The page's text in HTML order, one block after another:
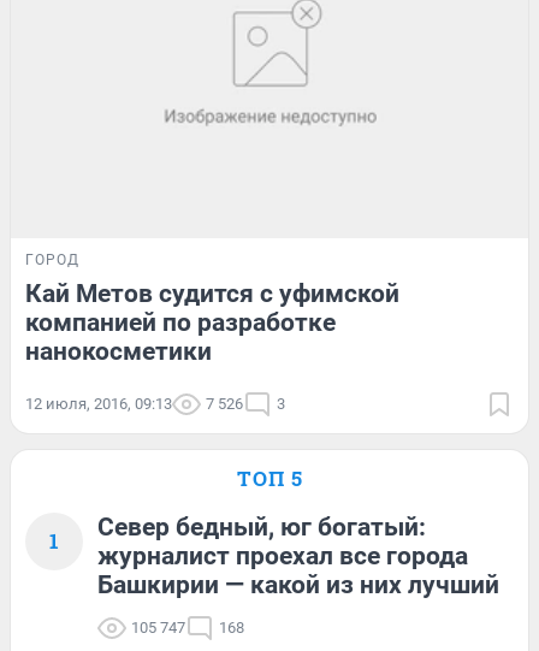
ГОРОД
Кай Метов судится с уфимской
компанией по разработке
нанокосметики
12 июля, 2016, 09:13 7 526 3
ТОП 5
1
Север бедный, юг богатый:
журналист проехал все города
Башкирии — какой из них лучший
105 747 168